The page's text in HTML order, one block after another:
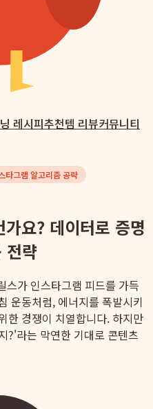
레시피추천템 리뷰커뮤니티
타그램 알고리즘 공략
요? 데이터로 증명
전략
가 인스타그램 피드를 가득
운동처럼, 에너지를 폭발시키
한 경쟁이 치열합니다. 하지만
?'라는 막연한 기대로 콘텐츠